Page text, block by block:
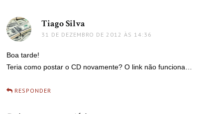
Tiago Silva
31 DE DEZEMBRO DE 2012 ÀS 14:36
Boa tarde!
Teria como postar o CD novamente? O link não funciona…
RESPONDER